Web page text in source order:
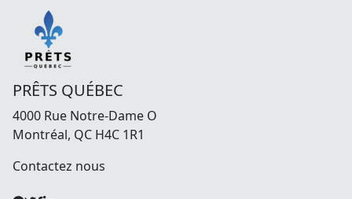
PRÊTS QUÉBEC
4000 Rue Notre-Dame O
Montréal, QC H4C 1R1
Contactez nous